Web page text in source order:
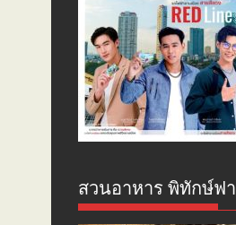
สวนอาหาร พิทักษ์ฟ